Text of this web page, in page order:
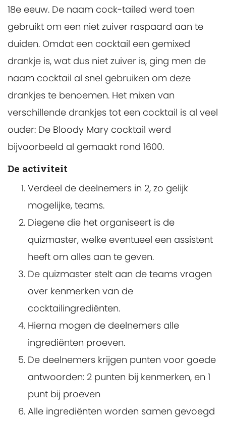
18e eeuw. De naam cock-tailed werd toen
gebruikt om een niet zuiver raspaard aan te
duiden. Omdat een cocktail een gemixed
drankje is, wat dus niet zuiver is, ging men de
naam cocktail al snel gebruiken om deze
drankjes te benoemen. Het mixen van
verschillende drankjes tot een cocktail is al veel
ouder: De Bloody Mary cocktail werd
bijvoorbeeld al gemaakt rond 1600.
De activiteit
Verdeel de deelnemers in 2, zo gelijk
mogelijke, teams.
Diegene die het organiseert is de
quizmaster, welke eventueel een assistent
heeft om alles aan te geven.
De quizmaster stelt aan de teams vragen
over kenmerken van de
cocktailingrediënten.
Hierna mogen de deelnemers alle
ingrediënten proeven.
De deelnemers krijgen punten voor goede
antwoorden: 2 punten bij kenmerken, en 1
punt bij proeven
Alle ingrediënten worden samen gevoegd